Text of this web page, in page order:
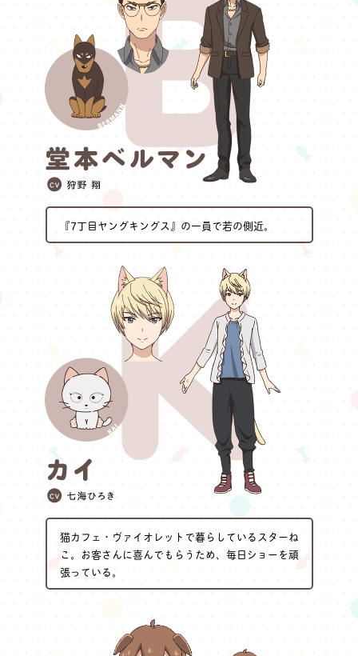
『7丁目ヤングキングス』の一員で若の側近。
猫カフェ・ヴァイオレットで暮らしているスターね
こ。お客さんに喜んでもらうため、毎日ショーを頑
張っている。